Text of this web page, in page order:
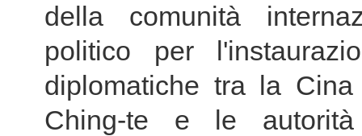
della comunità
politico per
diplomatiche tra la
Ching-te e le